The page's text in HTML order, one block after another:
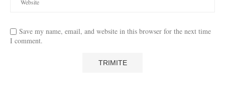
Save my name, email, and website in this browser for the next time
I comment.